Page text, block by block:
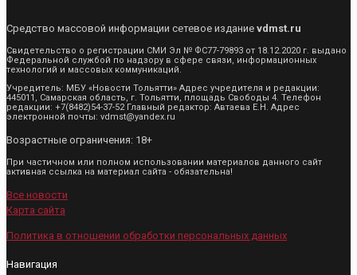
Средство массовой информации сетевое издание vdmst.ru
Свидетельство о регистрации СМИ Эл № ФС77-79893 от 18.12.2020 г. выдано
Федеральной службой по надзору в сфере связи, информационных
технологий и массовых коммуникаций.
Учредитель: МБУ «Новости Тольятти» Адрес учредителя и редакции:
445011, Самарская область, г. Тольятти, площадь Свободы 4. Телефон
редакции: +7(8482)54-37-52 Главный редактор: Автаева Е.Н. Адрес
электронной почты: vdmst@yandex.ru
Возрастные ограничения: 18+
При частичном или полном использовании материалов данного сайт
активная ссылка на материал сайта - обязательна!
Все новости
Карта сайта
Политика в отношении обработки персональных данных
Навигация